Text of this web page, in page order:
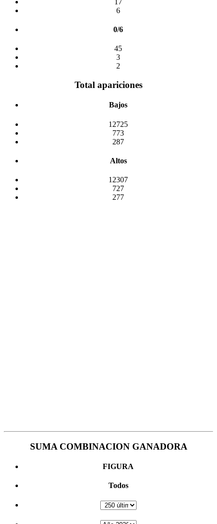
6
0/6
45
3
2
Total apariciones
Bajos
12725
773
287
Altos
12307
727
277
SUMA COMBINACION GANADORA
FIGURA
Todos